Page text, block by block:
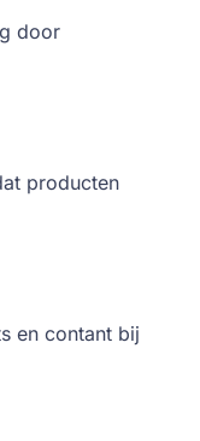
door
producten
en contant bij